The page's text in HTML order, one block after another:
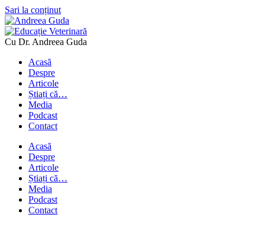
Sari la conținut
Cu Dr. Andreea Guda
Acasă
Despre
Articole
Știați că…
Media
Podcast
Contact
Acasă
Despre
Articole
Știați că…
Media
Podcast
Contact